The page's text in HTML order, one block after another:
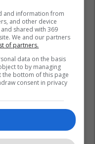
and information from
and other device
shared with 369
We and our partners
of partners.
data on the basis
to by managing
the bottom of this page
consent in privacy